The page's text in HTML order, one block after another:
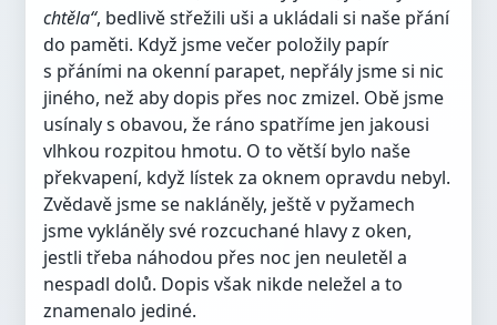
chtěla“, bedlivě střežili uši a ukládali si naše přání
do paměti. Když jsme večer položily papír
s přáními na okenní parapet, nepřály jsme si nic
jiného, než aby dopis přes noc zmizel. Obě jsme
usínaly s obavou, že ráno spatříme jen jakousi
vlhkou rozpitou hmotu. O to větší bylo naše
překvapení, když lístek za oknem opravdu nebyl.
Zvědavě jsme se nakláněly, ještě v pyžamech
jsme vykláněly své rozcuchané hlavy z oken,
jestli třeba náhodou přes noc jen neuletěl a
nespadl dolů. Dopis však nikde neležel a to
znamenalo jediné.